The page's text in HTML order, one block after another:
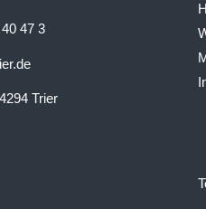
47 3
Trier